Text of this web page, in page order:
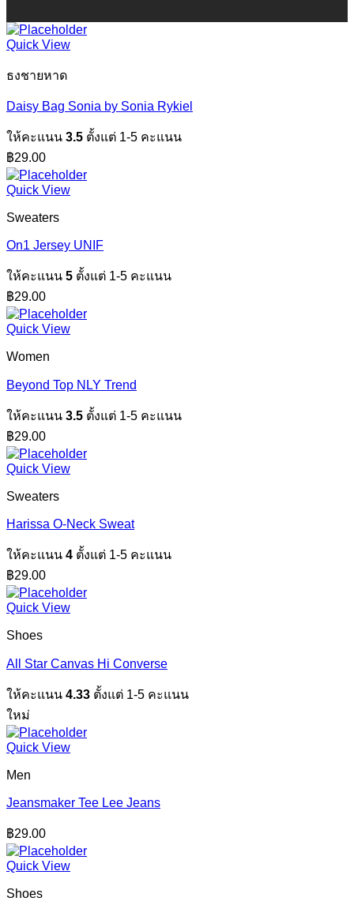
Quick View
ธงชายหาด
Daisy Bag Sonia by Sonia Rykiel
ให้คะแนน 3.5 ตั้งแต่ 1-5 คะแนน
฿29.00
Quick View
Sweaters
On1 Jersey UNIF
ให้คะแนน 5 ตั้งแต่ 1-5 คะแนน
฿29.00
Quick View
Women
Beyond Top NLY Trend
ให้คะแนน 3.5 ตั้งแต่ 1-5 คะแนน
฿29.00
Quick View
Sweaters
Harissa O-Neck Sweat
ให้คะแนน 4 ตั้งแต่ 1-5 คะแนน
฿29.00
Quick View
Shoes
All Star Canvas Hi Converse
ให้คะแนน 4.33 ตั้งแต่ 1-5 คะแนน
ใหม่
Quick View
Men
Jeansmaker Tee Lee Jeans
฿29.00
Quick View
Shoes